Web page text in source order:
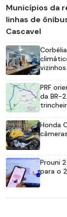
Municípios da
linhas de
Cascavel
vizinhos
PRF
da BR-
Honda
Prouni
para o